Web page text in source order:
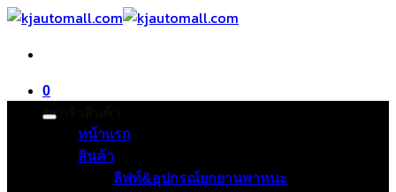
ข้าม
0
ตะกร้าสินค้า
หน้าแรก
สินค้า
ลิฟท์&อุปกรณ์ยกยานพาหนะ